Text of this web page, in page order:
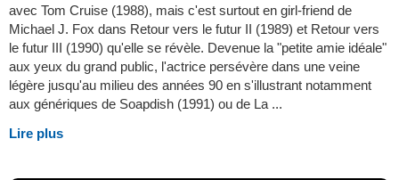
avec Tom Cruise (1988), mais c'est surtout en girl-friend de
Michael J. Fox dans Retour vers le futur II (1989) et Retour vers
le futur III (1990) qu'elle se révèle. Devenue la "petite amie idéale"
aux yeux du grand public, l'actrice persévère dans une veine
légère jusqu'au milieu des années 90 en s'illustrant notamment
aux génériques de Soapdish (1991) ou de La ...
Lire plus